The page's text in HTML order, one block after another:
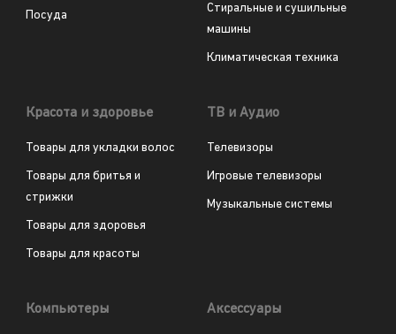
Посуда
Стиральные и сушильные
машины
Климатическая техника
Красота и здоровье
Товары для укладки волос
Товары для бритья и
стрижки
Товары для здоровья
Товары для красоты
ТВ и Аудио
Телевизоры
Игровые телевизоры
Музыкальные системы
Компьютеры Аксессуары